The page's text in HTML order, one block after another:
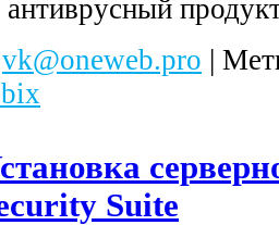
vk@oneweb.pro |
Suite